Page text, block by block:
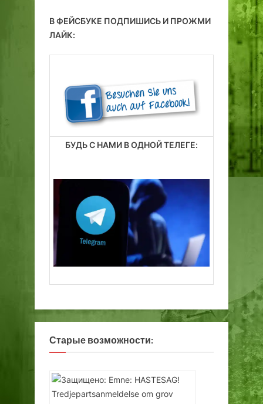
В ФЕЙСБУКЕ ПОДПИШИСЬ И ПРОЖМИ
ЛАЙК:
БУДЬ С НАМИ В ОДНОЙ ТЕЛЕГЕ:
Старые возможности: